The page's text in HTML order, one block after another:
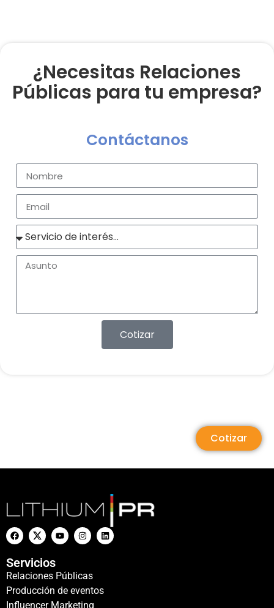
¿Necesitas Relaciones
Públicas para tu empresa?
Contáctanos
Cotizar
Cotizar
Servicios
Relaciones Públicas
Producción de eventos
Influencer Marketing